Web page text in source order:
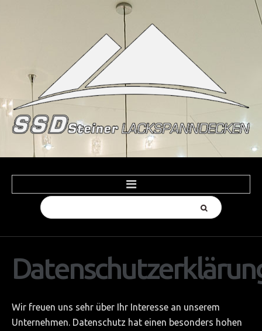
HOME
Spanndecken Farben
Textilspanndecken
Beleuchtung
Suchen
...
Wir freuen uns sehr über Ihr Interesse an unserem
Unternehmen. Datenschutz hat einen besonders hohen